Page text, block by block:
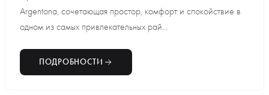
Argentona, сочетающая простор, комфорт и спокойствие в
одном из самых привлекательных рай...
ПОДРОБНОСТИ